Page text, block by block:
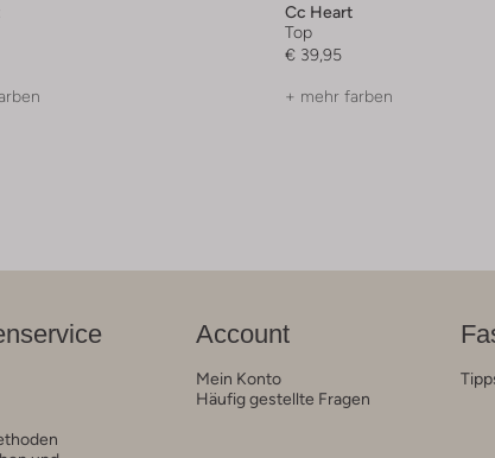
Cc Heart
Top
€ 39,95
+ mehr farben
Account
Mein Konto
Häufig gestellte Fragen